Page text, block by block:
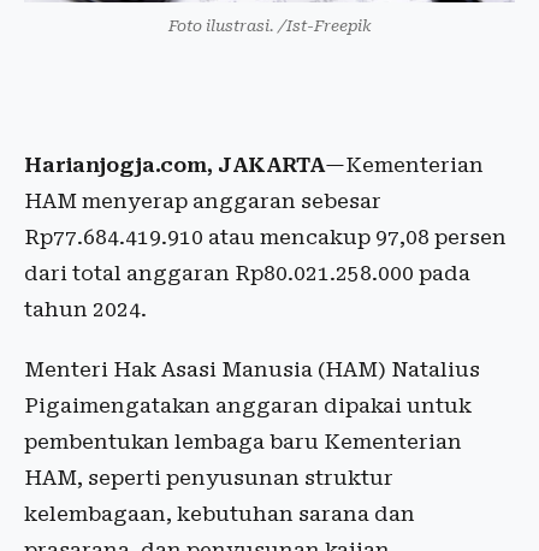
Foto ilustrasi. /Ist-Freepik
Harianjogja.com, JAKARTA—Kementerian
HAM menyerap anggaran sebesar
Rp77.684.419.910 atau mencakup 97,08 persen
dari total anggaran Rp80.021.258.000 pada
tahun 2024.
Menteri Hak Asasi Manusia (HAM) Natalius
Pigaimengatakan anggaran dipakai untuk
pembentukan lembaga baru Kementerian
HAM, seperti penyusunan struktur
kelembagaan, kebutuhan sarana dan